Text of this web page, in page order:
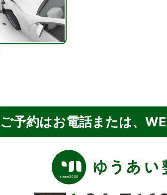
ご予約はお電話または、